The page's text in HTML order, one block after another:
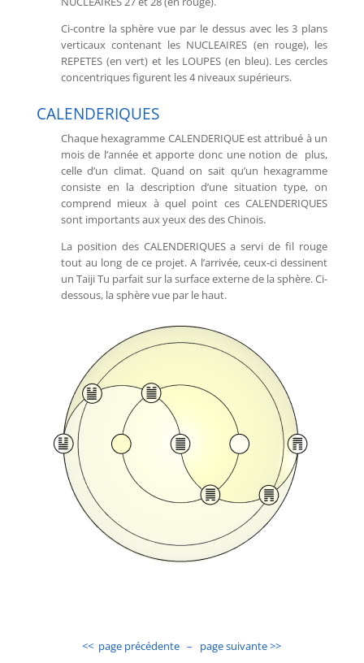
Ci-contre la sphère vue par le dessus avec les 3 plans
verticaux contenant les NUCLEAIRES (en rouge), les
REPETES (en vert) et les LOUPES (en bleu). Les cercles
concentriques figurent les 4 niveaux supérieurs.
CALENDERIQUES
Chaque hexagramme CALENDERIQUE est attribué à un
mois de l’année et apporte donc une notion de plus,
celle d’un climat. Quand on sait qu’un hexagramme
consiste en la description d’une situation type, on
comprend mieux à quel point ces CALENDERIQUES
sont importants aux yeux des des Chinois.
La position des CALENDERIQUES a servi de fil rouge
tout au long de ce projet. A l’arrivée, ceux-ci dessinent
un Taiji Tu parfait sur la surface externe de la sphère. Ci-
dessous, la sphère vue par le haut.
<< page précédente – page suivante >>